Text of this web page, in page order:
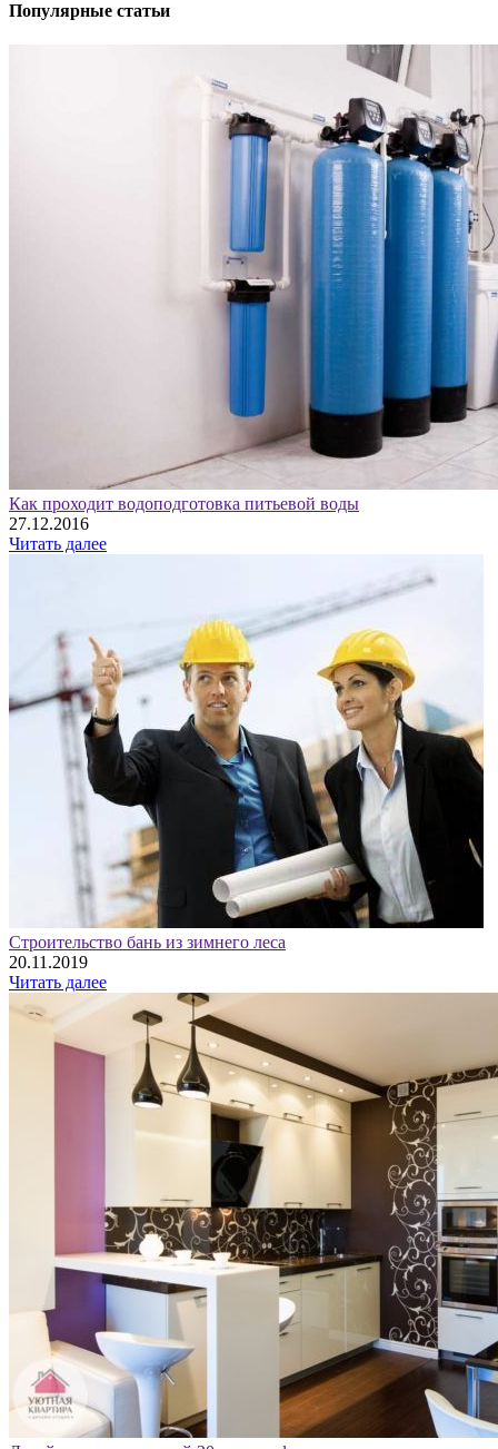
Популярные статьи
Как проходит водоподготовка питьевой воды
27.12.2016
Читать далее
Строительство бань из зимнего леса
20.11.2019
Читать далее